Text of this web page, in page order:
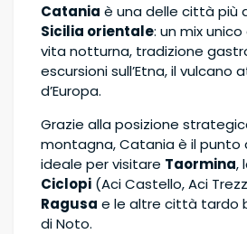
Catania è una delle città più
Sicilia orientale: un mix
vita notturna, tradizione
escursioni sull’Etna, il vulcano
d’Europa.
Grazie alla posizione
montagna, Catania è il punto
ideale per visitare Taormina,
Ciclopi (Aci Castello, Aci
Ragusa e le altre città tardo
di Noto.